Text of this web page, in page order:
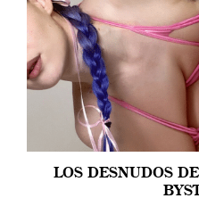
LOS DESNUDOS